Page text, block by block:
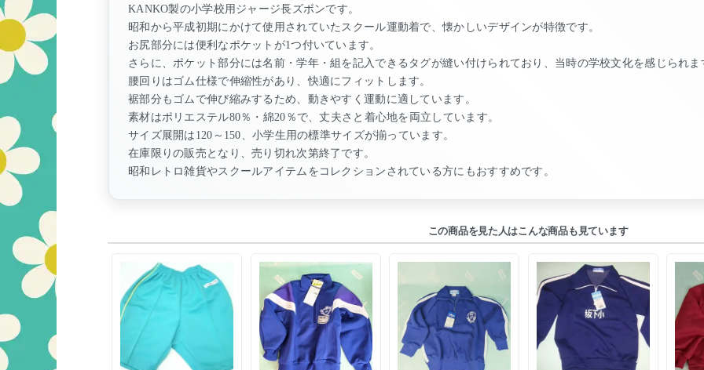
KANKO製の小学校用ジャージ長ズボンです。
昭和から平成初期にかけて使用されていたスクール運動着で、懐かしいデザインが特徴です。
お尻部分には便利なポケットが1つ付いています。
さらに、ポケット部分には名前・学年・組を記入できるタグが縫い付けられており、当時の学校文化を感じられま
腰回りはゴム仕様で伸縮性があり、快適にフィットします。
裾部分もゴムで伸び縮みするため、動きやすく運動に適しています。
素材はポリエステル80％・綿20％で、丈夫さと着心地を両立しています。
サイズ展開は120～150、小学生用の標準サイズが揃っています。
在庫限りの販売となり、売り切れ次第終了です。
昭和レトロ雑貨やスクールアイテムをコレクションされている方にもおすすめです。
この商品を見た人はこんな商品も見ています